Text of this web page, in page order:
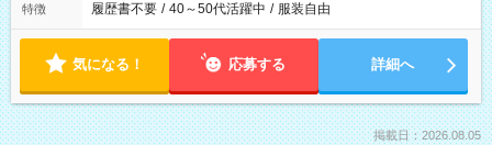
特徴 履歴書不要 / 40～50代活躍中 / 服装自由
気になる！ 応募する 詳細へ
掲載日：2026.08.05